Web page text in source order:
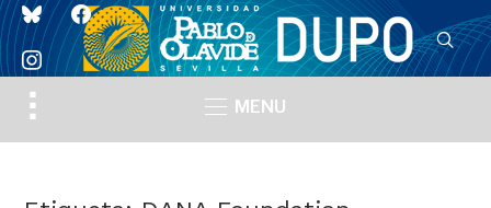
blueskyfacebook
instagram
Toggle
sidebar
MENU